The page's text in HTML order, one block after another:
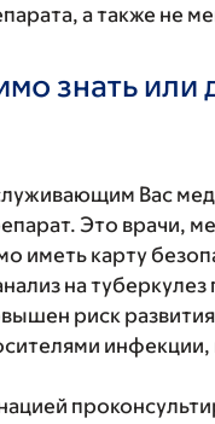
а также не
знать
Вас
Это врачи,
иметь карту
на
риск